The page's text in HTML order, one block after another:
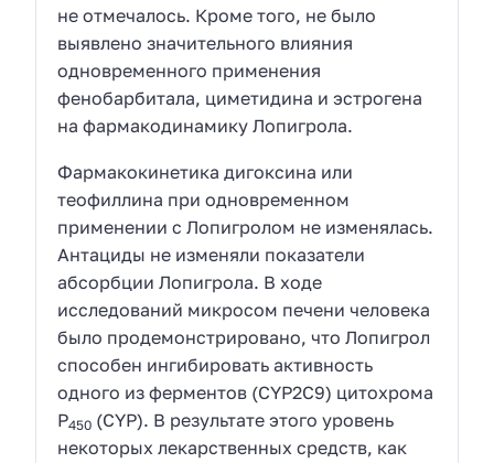
не отмечалось. Кроме того, не было
выявлено значительного влияния
одновременного применения
фенобарбитала, циметидина и эстрогена
на фармакодинамику Лопигрола.
Фармакокинетика дигоксина или
теофиллина при одновременном
применении с Лопигролом не изменялась.
Антациды не изменяли показатели
абсорбции Лопигрола. В ходе
исследований микросом печени человека
было продемонстрировано, что Лопигрол
способен ингибировать активность
одного из ферментов (CYP2C9) цитохрома
Р450 (CYP). В результате этого уровень
некоторых лекарственных средств, как